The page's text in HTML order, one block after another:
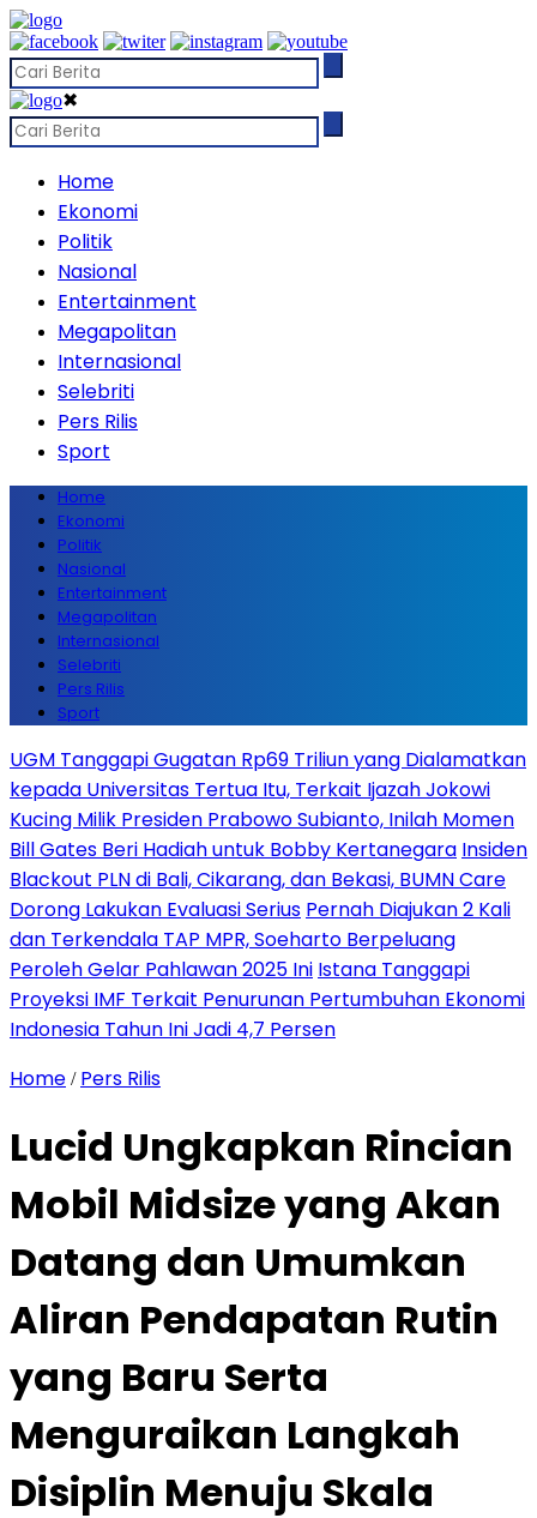
✖
Home
Ekonomi
Politik
Nasional
Entertainment
Megapolitan
Internasional
Selebriti
Pers Rilis
Sport
Home
Ekonomi
Politik
Nasional
Entertainment
Megapolitan
Internasional
Selebriti
Pers Rilis
Sport
UGM Tanggapi Gugatan Rp69 Triliun yang Dialamatkan
kepada Universitas Tertua Itu, Terkait Ijazah Jokowi
Kucing Milik Presiden Prabowo Subianto, Inilah Momen
Bill Gates Beri Hadiah untuk Bobby Kertanegara Insiden
Blackout PLN di Bali, Cikarang, dan Bekasi, BUMN Care
Dorong Lakukan Evaluasi Serius Pernah Diajukan 2 Kali
dan Terkendala TAP MPR, Soeharto Berpeluang
Peroleh Gelar Pahlawan 2025 Ini Istana Tanggapi
Proyeksi IMF Terkait Penurunan Pertumbuhan Ekonomi
Indonesia Tahun Ini Jadi 4,7 Persen
Home / Pers Rilis
Lucid Ungkapkan Rincian
Mobil Midsize yang Akan
Datang dan Umumkan
Aliran Pendapatan Rutin
yang Baru Serta
Menguraikan Langkah
Disiplin Menuju Skala